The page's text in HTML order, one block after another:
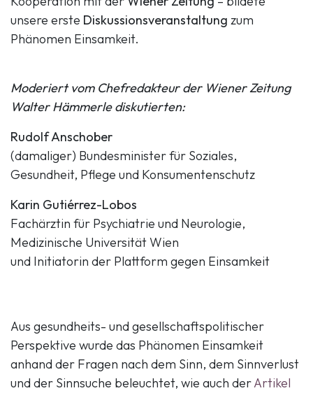
unsere erste Diskussionsveranstaltung zum
Phänomen Einsamkeit.
Moderiert vom Chefredakteur der Wiener Zeitung
Walter Hämmerle diskutierten:
Rudolf Anschober
(damaliger) Bundesminister für Soziales,
Gesundheit, Pflege und Konsumentenschutz
Karin Gutiérrez-Lobos
Fachärztin für Psychiatrie und Neurologie,
Medizinische Universität Wien
und Initiatorin der Plattform gegen Einsamkeit
Aus gesundheits- und gesellschaftspolitischer
Perspektive wurde das Phänomen Einsamkeit
anhand der Fragen nach dem Sinn, dem Sinnverlust
und der Sinnsuche beleuchtet, wie auch derArtikel